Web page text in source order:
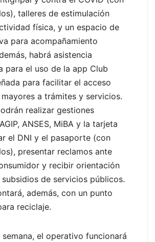
talleres de estimulación
física, y un espacio de
para acompañamiento
habrá asistencia
para el uso de la app Club
para facilitar el acceso
a trámites y servicios.
realizar gestiones
ANSES, MiBA y la tarjeta
el DNI y el pasaporte (con
presentar reclamos ante
y recibir orientación
de servicios públicos.
además, con un punto
reciclaje.
el operativo funcionará